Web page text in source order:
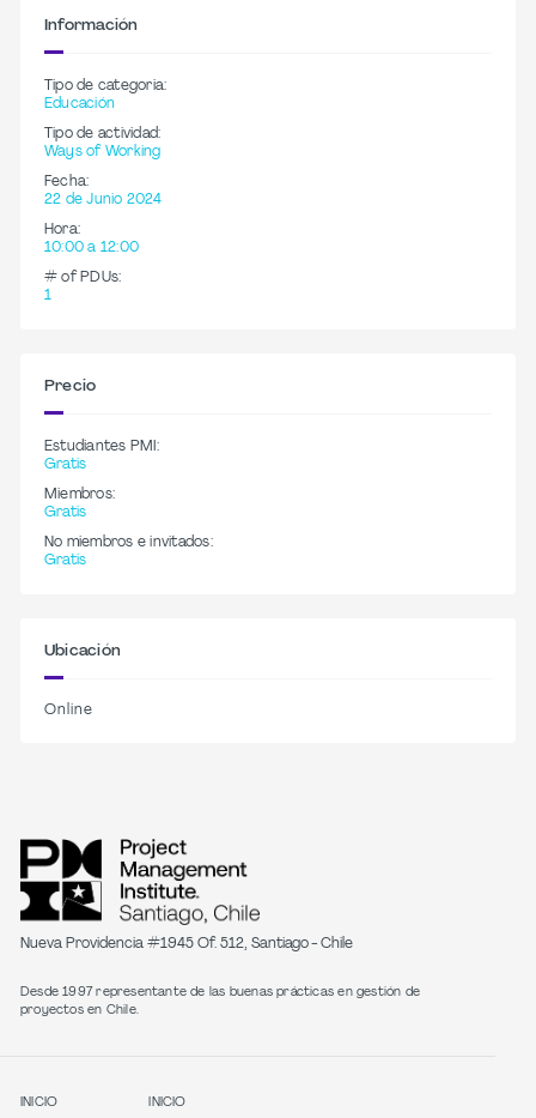
Información
Tipo de categoria:
Educación
Tipo de actividad:
Ways of Working
Fecha:
22 de Junio 2024
Hora:
10:00 a 12:00
# of PDUs:
1
Precio
Estudiantes PMI:
Gratis
Miembros:
Gratis
No miembros e invitados:
Gratis
Ubicación
Online
Nueva Providencia #1945 Of. 512, Santiago - Chile
Desde 1997 representante de las buenas prácticas en gestión de
proyectos en Chile.
INICIO INICIO